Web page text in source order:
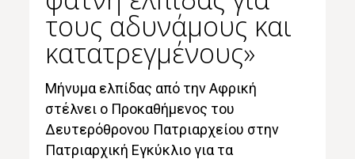
τους αδυνάμους και
κατατρεγμένους»
Μήνυμα ελπίδας από την Αφρική
στέλνει ο Προκαθήμενος του
Δευτερόθρονου Πατριαρχείου στην
Πατριαρχική Εγκύκλιο για τα